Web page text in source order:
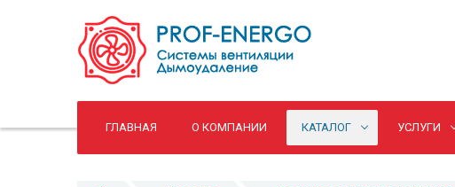
ГЛАВНАЯ О КОМПАНИИ КАТАЛОГ УСЛУГИ